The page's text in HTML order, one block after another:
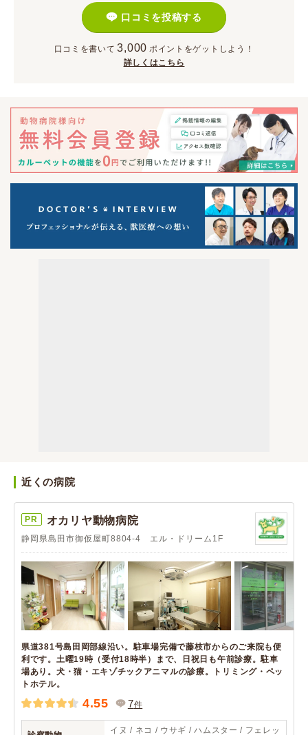
口コミを投稿する
口コミを書いて 3,000 ポイント をゲットしよう！
詳しくはこちら
近くの病院
PR オカリヤ動物病院
静岡県島田市御仮屋町8804-4 エル・ドリーム1F
県道381号島田岡部線沿い。駐車場完備で藤枝市からのご来院も便
利です。土曜19時（受付18時半）まで、日祝日も午前診療。駐車
場あり。犬・猫・エキゾチックアニマルの診療。トリミング・ペッ
トホテル。
4.55 7件
イヌ / ネコ / ウサギ / ハムスター / フェレッ